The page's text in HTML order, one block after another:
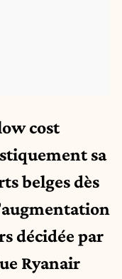
cost
sa
belges dès
décidée par
Ryanair